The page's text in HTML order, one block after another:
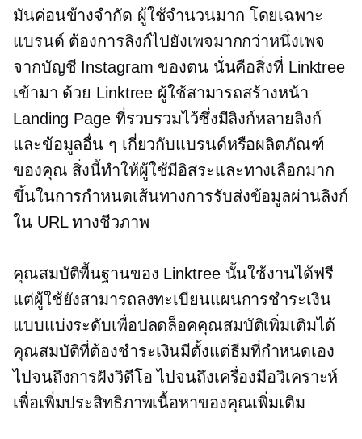
มันค่อนข้างจำกัด ผู้ใช้จำนวนมาก โดยเฉพาะ
แบรนด์ ต้องการลิงก์ไปยังเพจมากกว่าหนึ่งเพจ
จากบัญชี Instagram ของตน นั่นคือสิ่งที่ Linktree
เข้ามา ด้วย Linktree ผู้ใช้สามารถสร้างหน้า
Landing Page ที่รวบรวมไว้ซึ่งมีลิงก์หลายลิงก์
และข้อมูลอื่น ๆ เกี่ยวกับแบรนด์หรือผลิตภัณฑ์
ของคุณ สิ่งนี้ทำให้ผู้ใช้มีอิสระและทางเลือกมาก
ขึ้นในการกำหนดเส้นทางการรับส่งข้อมูลผ่านลิงก์
ใน URL ทางชีวภาพ
คุณสมบัติพื้นฐานของ Linktree นั้นใช้งานได้ฟรี
แต่ผู้ใช้ยังสามารถลงทะเบียนแผนการชำระเงิน
แบบแบ่งระดับเพื่อปลดล็อคคุณสมบัติเพิ่มเติมได้
คุณสมบัติที่ต้องชำระเงินมีตั้งแต่ธีมที่กำหนดเอง
ไปจนถึงการฝังวิดีโอ ไปจนถึงเครื่องมือวิเคราะห์
เพื่อเพิ่มประสิทธิภาพเนื้อหาของคุณเพิ่มเติม